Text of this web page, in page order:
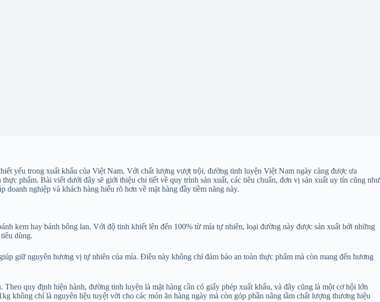
yếu trong xuất khẩu của Việt Nam. Với chất lượng vượt trội, đường tinh luyện Việt Nam ngày càng được ưa
phẩm. Bài viết dưới đây sẽ giới thiệu chi tiết về quy trình sản xuất, các tiêu chuẩn, đơn vị sản xuất uy tín cũng như
nghiệp và khách hàng hiểu rõ hơn về mặt hàng đầy tiềm năng này.
kem hay bánh bông lan. Với độ tinh khiết lên đến 100% từ mía tự nhiên, loại đường này được sản xuất bởi những
dùng.
giữ nguyên hương vị tự nhiên của mía. Điều này không chỉ đảm bảo an toàn thực phẩm mà còn mang đến hương
quy định hiện hành, đường tinh luyện là mặt hàng cần có giấy phép xuất khẩu, và đây cũng là một cơ hội lớn
không chỉ là nguyên liệu tuyệt vời cho các món ăn hàng ngày mà còn góp phần nâng tầm chất lượng thương hiệu